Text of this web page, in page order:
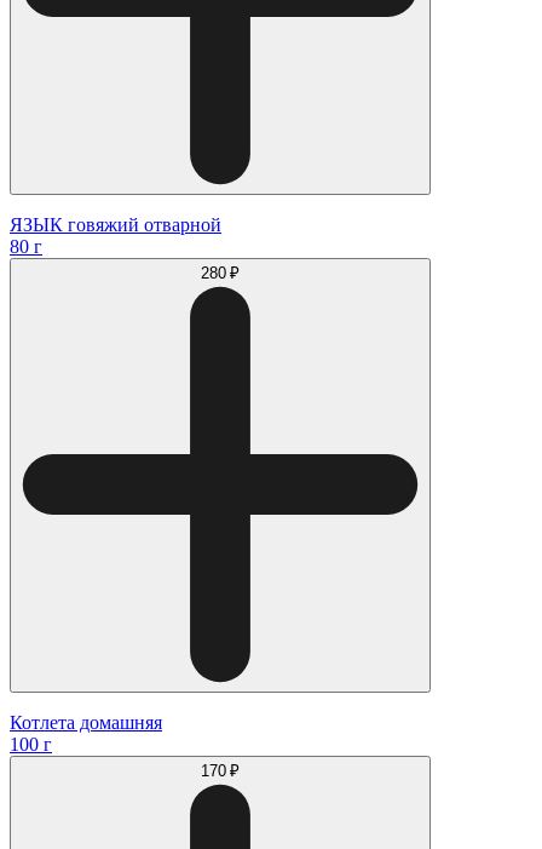
ЯЗЫК говяжий отварной
80 г
280 ₽
Котлета домашняя
100 г
170 ₽